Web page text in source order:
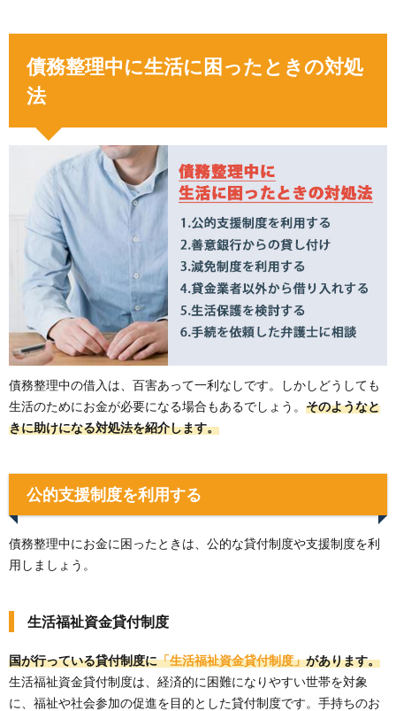
債務整理中に生活に困ったときの対処
法
債務整理中の借入は、百害あって一利なしです。しかしどうしても
生活のためにお金が必要になる場合もあるでしょう。 そのようなと
きに助けになる対処法を紹介します。
公的支援制度を利用する
債務整理中にお金に困ったときは、公的な貸付制度や支援制度を利
用しましょう。
生活福祉資金貸付制度
国が行っている貸付制度に「生活福祉資金貸付制度」があります。
生活福祉資金貸付制度は、経済的に困難になりやすい世帯を対象
に、福祉や社会参加の促進を目的とした貸付制度です。手持ちのお